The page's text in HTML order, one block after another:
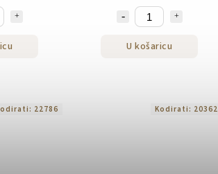
U košaricu
22786 Kodirati: 20362